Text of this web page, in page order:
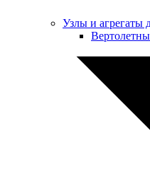
Узлы и агрегаты